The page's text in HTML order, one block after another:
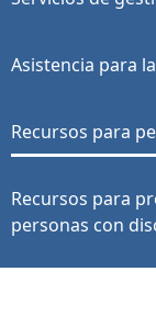
Asistencia para
Recursos para
Recursos para
personas con